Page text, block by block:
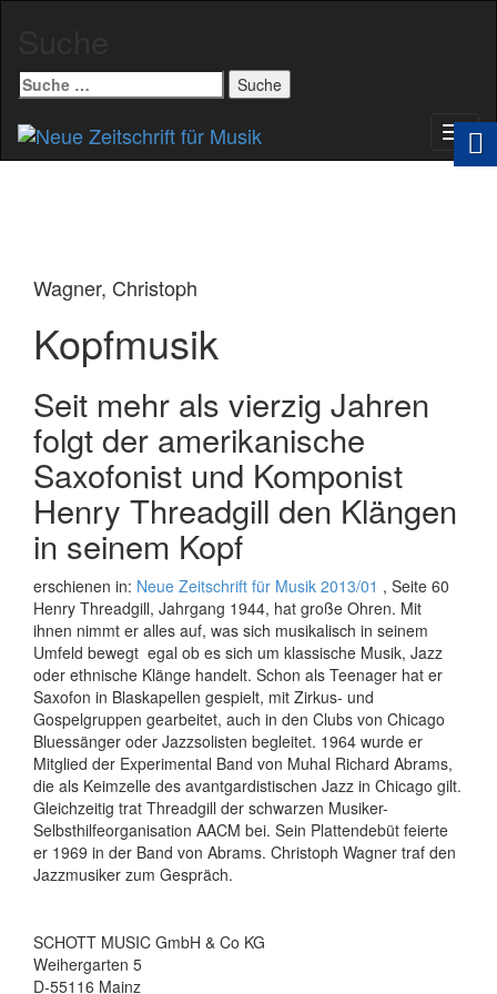
Suche
nach:
Wagner, Christoph
Kopfmusik
Seit mehr als vierzig Jahren
folgt der amerikanische
Saxofonist und Komponist
Henry Threadgill den Klängen
in seinem Kopf
erschienen in: Neue Zeitschrift für Musik 2013/01 , Seite 60
Henry Threadgill, Jahrgang 1944, hat große Ohren. Mit
ihnen nimmt er alles auf, was sich musikalisch in seinem
Umfeld bewegt  egal ob es sich um klassische Musik, Jazz
oder ethnische Klänge handelt. Schon als Teenager hat er
Saxofon in Blaskapellen gespielt, mit Zirkus- und
Gospelgruppen gearbeitet, auch in den Clubs von Chicago
Bluessänger oder Jazzsolisten begleitet. 1964 wurde er
Mitglied der Experimental Band von Muhal Richard Abrams,
die als Keimzelle des avantgardistischen Jazz in Chicago gilt.
Gleichzeitig trat Threadgill der schwarzen Musiker-
Selbsthilfeorganisation AACM bei. Sein Plattendebüt feierte
er 1969 in der Band von Abrams. Christoph Wagner traf den
Jazzmusiker zum Gespräch.
SCHOTT MUSIC GmbH & Co KG
Weihergarten 5
D-55116 Mainz